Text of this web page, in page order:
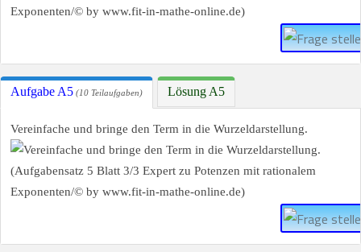
Aufgabe A5 (10 Teilaufgaben) Lösung A5
Vereinfache und bringe den Term in die Wurzeldarstellung.